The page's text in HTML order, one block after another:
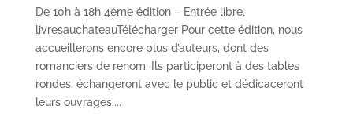
De 10h à 18h 4ème édition – Entrée libre.
livresauchateauTélécharger Pour cette édition, nous
accueillerons encore plus d’auteurs, dont des
romanciers de renom. Ils participeront à des tables
rondes, échangeront avec le public et dédicaceront
leurs ouvrages....